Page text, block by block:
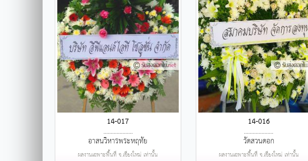
14-017
....................
อาสนวิหารพระหฤทัย
ผลงานเฉพาะพื้นที่ จ.เชียงใหม่ เท่านั้น
14-016
....................
วัดสวนดอก
ผลงานเฉพาะพื้นที่ จ.เชียงใหม่ เท่านั้น